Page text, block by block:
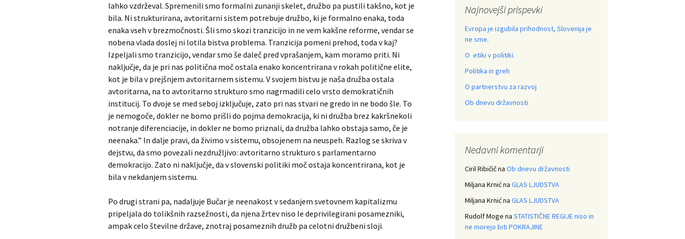
lahko vzdrževal. Spremenili smo formalni zunanji skelet, družbo pa pustili takšno, kot je
bila. Ni strukturirana, avtoritarni sistem potrebuje družbo, ki je formalno enaka, toda
enaka vseh v brezmočnosti. Šli smo skozi tranzicijo in ne vem kakšne reforme, vendar se
nobena vlada doslej ni lotila bistva problema. Tranzicija pomeni prehod, toda v kaj?
Izpeljali smo tranzicijo, vendar smo še daleč pred vprašanjem, kam moramo priti. Ni
naključje, da je pri nas politična moč ostala enako koncentrirana v rokah politične elite,
kot je bila v prejšnjem avtoritarnem sistemu. V svojem bistvu je naša družba ostala
avtoritarna, na to avtoritarno strukturo smo nagrmadili celo vrsto demokratičnih
institucij. To dvoje se med seboj izključuje, zato pri nas stvari ne gredo in ne bodo šle. To
je nemogoče, dokler ne bomo prišli do pojma demokracija, ki ni družba brez kakršnekoli
notranje diferenciacije, in dokler ne bomo priznali, da družba lahko obstaja samo, če je
neenaka.” In dalje pravi, da živimo v sistemu, obsojenem na neuspeh. Razlog se skriva v
dejstvu, da smo povezali nezdružljivo: avtoritarno strukturo s parlamentarno
demokracijo. Zato ni naključje, da v slovenski politiki moč ostaja koncentrirana, kot je
bila v nekdanjem sistemu.
Po drugi strani pa, nadaljuje Bučar je neenakost v sedanjem svetovnem kapitalizmu
pripeljala do tolikšnih razsežnosti, da njena žrtev niso le deprivilegirani posamezniki,
ampak celo številne države, znotraj posameznih družb pa celotni družbeni sloji.
Najnovejši prispevki
Evropa je izgubila prihodnost, Slovenija je
ne sme.
O etiki v politiki.
Politika in greh
O partnerstvu za razvoj
Ob dnevu državnosti
Nedavni komentarji
Ciril Ribičična Ob dnevu državnosti
Miljana Krnićna GLAS LJUDSTVA
Miljana Krnićna GLAS LJUDSTVA
Rudolf Moge na STATISTIČNE REGIJE niso in
ne morejo biti POKRAJINE